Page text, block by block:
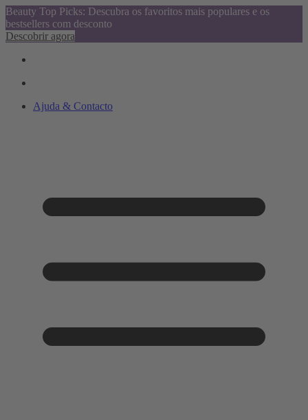
Beauty Top Picks: Descubra os favoritos mais populares e os
bestsellers com desconto
Descobrir agora
Ajuda & Contacto